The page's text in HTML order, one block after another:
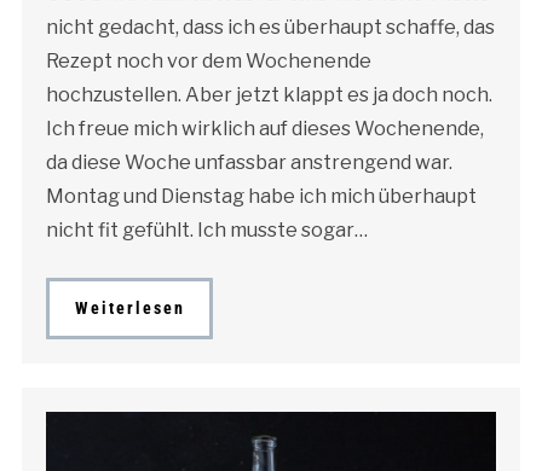
nicht gedacht, dass ich es überhaupt schaffe, das
Rezept noch vor dem Wochenende
hochzustellen. Aber jetzt klappt es ja doch noch.
Ich freue mich wirklich auf dieses Wochenende,
da diese Woche unfassbar anstrengend war.
Montag und Dienstag habe ich mich überhaupt
nicht fit gefühlt. Ich musste sogar…
Weiterlesen